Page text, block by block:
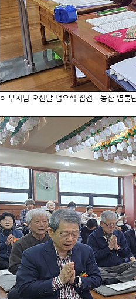
ㅇ 부처님 오신날 법요식 집전 - 동산 염불